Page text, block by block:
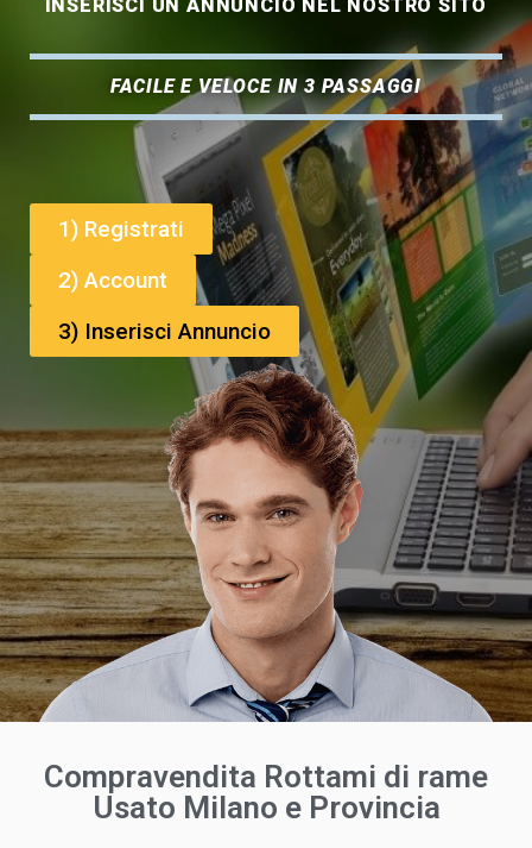
INSERISCI UN ANNUNCIO NEL NOSTRO SITO
FACILE E VELOCE IN 3 PASSAGGI
1) Registrati
2) Account
3) Inserisci Annuncio
Compravendita Rottami di rame
Usato Milano e Provincia